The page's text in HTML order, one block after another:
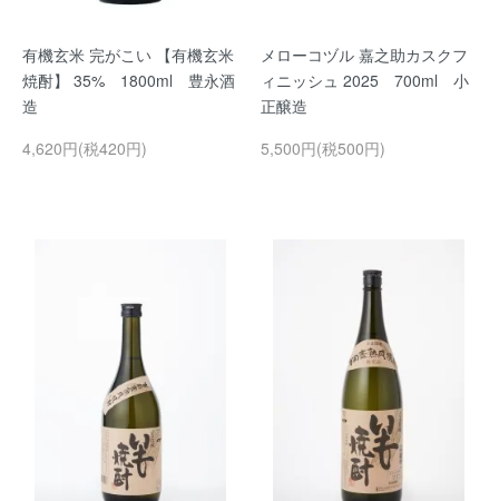
有機玄米 完がこい 【有機玄米
焼酎】 35% 1800ml 豊永酒
造
4,620円(税420円)
メローコヅル 嘉之助カスクフ
ィニッシュ 2025 700ml 小
正醸造
5,500円(税500円)